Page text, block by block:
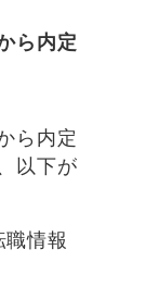
ら内定
ら内定
以下が
職情報